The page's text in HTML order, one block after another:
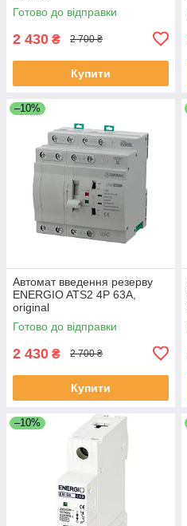
Готово до відправки
2 430 ₴ 2 700 ₴
Купити
–10%
Автомат введення резерву
ENERGIO ATS2 4P 63A,
original
Готово до відправки
2 430 ₴ 2 700 ₴
Купити
–10%